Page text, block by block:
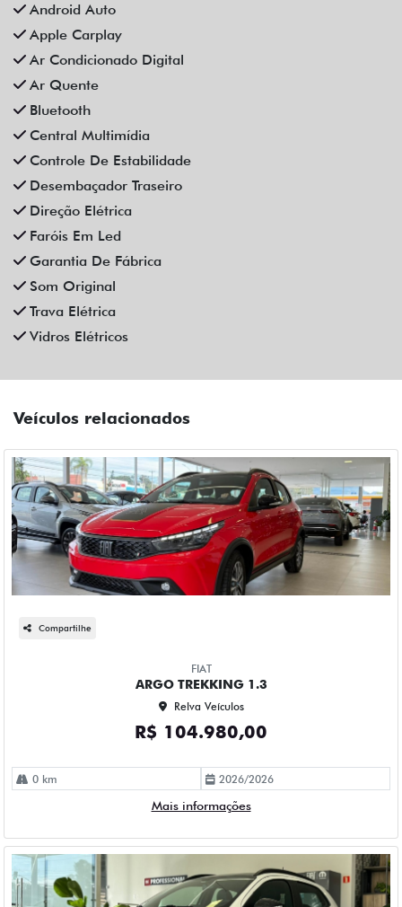
Android Auto
Apple Carplay
Ar Condicionado Digital
Ar Quente
Bluetooth
Central Multimídia
Controle De Estabilidade
Desembaçador Traseiro
Direção Elétrica
Faróis Em Led
Garantia De Fábrica
Som Original
Trava Elétrica
Vidros Elétricos
Veículos relacionados
Compartilhe
FIAT
ARGO TREKKING 1.3
Relva Veículos
R$ 104.980,00
0 km 2026/2026
Mais informações